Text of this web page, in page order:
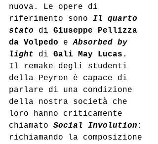
nuova. Le opere di
riferimento sono Il quarto
stato di Giuseppe Pellizza
da Volpedo e Absorbed by
light di Gali May Lucas.
Il remake degli studenti
della Peyron è capace di
parlare di una condizione
della nostra società che
loro hanno criticamente
chiamato Social Involution :
richiamando la composizione